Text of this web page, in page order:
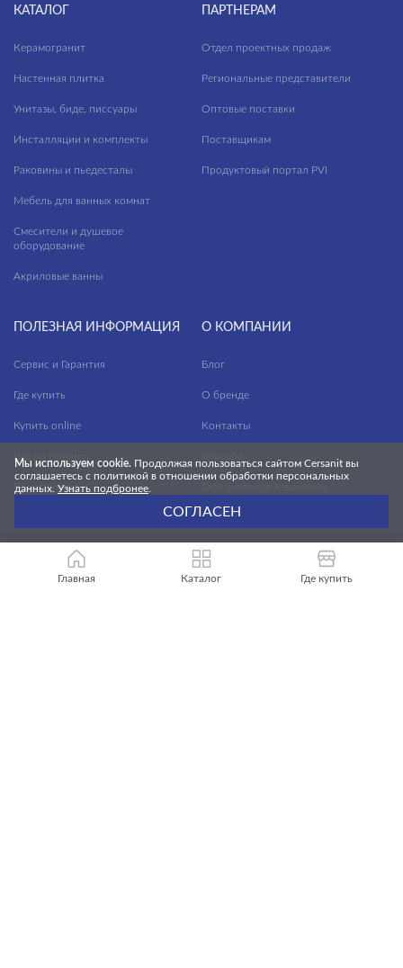
КАТАЛОГ
Керамогранит
Настенная плитка
Унитазы, биде, писсуары
Инсталляции и комплекты
Раковины и пьедесталы
Мебель для ванных комнат
Смесители и душевое
оборудование
Акриловые ванны
ПАРТНЕРАМ
Отдел проектных продаж
Региональные представители
Оптовые поставки
Поставщикам
Продуктовый портал PVI
ПОЛЕЗНАЯ ИНФОРМАЦИЯ
Сервис и Гарантия
Где купить
Купить online
Гид по ремонту
Конструктор
Файлы для скачивания
О КОМПАНИИ
Блог
О бренде
Контакты
Политика конфиденциальности
Мы используем cookie. Продолжая пользоваться сайтом Cersanit вы
соглашаетесь с политикой в отношении обработки персональных
данных. Узнать подбронее
СОГЛАСЕН
Главная Каталог Где купить